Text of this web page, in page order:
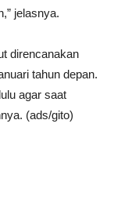
jelasnya.
direncanakan
tahun depan.
agar saat
(ads/gito)